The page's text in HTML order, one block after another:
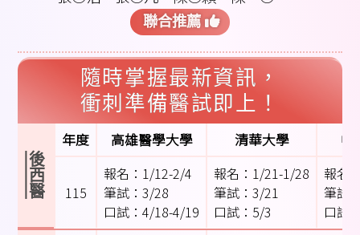
聯合推薦
隨時掌握最新資訊，
衝刺準備醫試即上！
後西醫
年度 高雄醫學大學 清華大學 中
115
報名：1/12-2/4
筆試：3/28
口試：4/18-4/19
報名：1/21-1/28
筆試：3/21
口試：5/3
報名
筆試
口試